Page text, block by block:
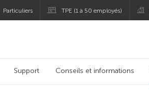
Particuliers TPE (1 à 50 employés)
Support Conseils et informations